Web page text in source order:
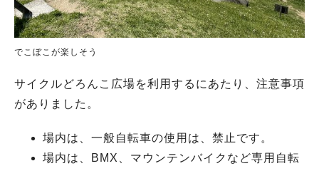
でこぼこが楽しそう
サイクルどろんこ広場を利用するにあたり、注意事項
がありました。
場内は、一般自転車の使用は、禁止です。
場内は、BMX、マウンテンバイクなど専用自転